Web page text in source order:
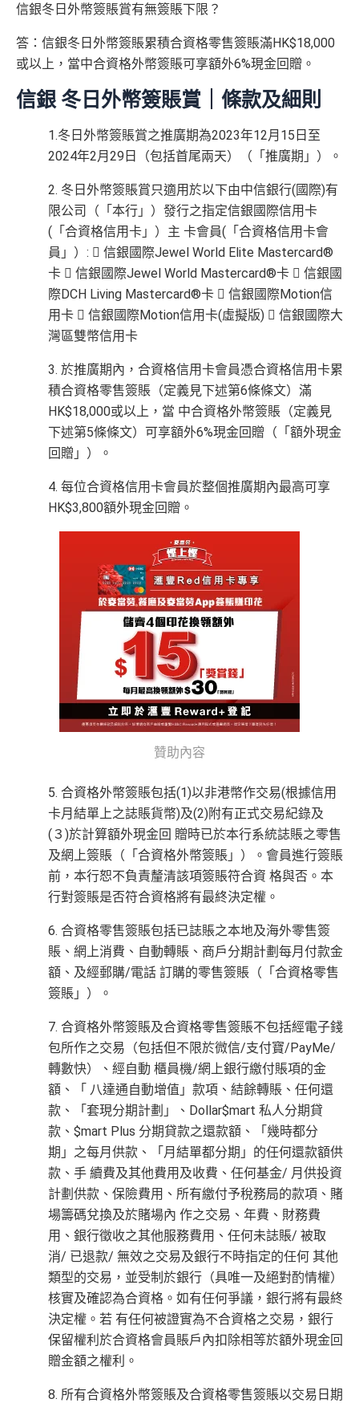
信銀冬日外幣簽賬賞有無簽賬下限？
答：信銀冬日外幣簽賬累積合資格零售簽賬滿HK$18,000
或以上，當中合資格外幣簽賬可享額外6%現金回贈。
信銀 冬日外幣簽賬賞｜條款及細則
1.冬日外幣簽賬賞之推廣期為2023年12月15日至
2024年2月29日（包括首尾兩天）（「推廣期」）。
2. 冬日外幣簽賬賞只適用於以下由中信銀行(國際)有
限公司（「本行」）發行之指定信銀國際信用卡
(「合資格信用卡」）主 卡會員(「合資格信用卡會
員」）:  信銀國際Jewel World Elite Mastercard®
卡  信銀國際Jewel World Mastercard®卡  信銀國
際DCH Living Mastercard®卡  信銀國際Motion信
用卡  信銀國際Motion信用卡(虛擬版)  信銀國際大
灣區雙幣信用卡
3. 於推廣期內，合資格信用卡會員憑合資格信用卡累
積合資格零售簽賬（定義見下述第6條條文）滿
HK$18,000或以上，當 中合資格外幣簽賬（定義見
下述第5條條文）可享額外6%現金回贈（「額外現金
回贈」）。
4. 每位合資格信用卡會員於整個推廣期內最高可享
HK$3,800額外現金回贈。
贊助內容
5. 合資格外幣簽賬包括(1)以非港幣作交易(根據信用
卡月結單上之誌賬貨幣)及(2)附有正式交易紀錄及
(３)於計算額外現金回 贈時已於本行系統誌賬之零售
及網上簽賬（「合資格外幣簽賬」）。會員進行簽賬
前，本行恕不負責釐清該項簽賬符合資 格與否。本
行對簽賬是否符合資格將有最終決定權。
6. 合資格零售簽賬包括已誌賬之本地及海外零售簽
賬、網上消費、自動轉賬、商戶分期計劃每月付款金
額、及經郵購/電話 訂購的零售簽賬（「合資格零售
簽賬」）。
7. 合資格外幣簽賬及合資格零售簽賬不包括經電子錢
包所作之交易（包括但不限於微信/支付寶/PayMe/
轉數快）、經自動 櫃員機/網上銀行繳付賬項的金
額、「 八達通自動增值」款項、結餘轉賬、任何還
款、「套現分期計劃」、Dollar$mart 私人分期貸
款、$mart Plus 分期貸款之還款額、「幾時都分
期」之每月供款、「月結單都分期」的任何還款額供
款、手 續費及其他費用及收費、任何基金/ 月供投資
計劃供款、保險費用、所有繳付予稅務局的款項、賭
場籌碼兌換及於賭場內 作之交易、年費、財務費
用、銀行徵收之其他服務費用、任何未誌賬/ 被取
消/ 已退款/ 無效之交易及銀行不時指定的任何 其他
類型的交易，並受制於銀行（具唯一及絕對酌情權）
核實及確認為合資格。如有任何爭議，銀行將有最終
決定權。若 有任何被證實為不合資格之交易，銀行
保留權利於合資格會員賬戶內扣除相等於額外現金回
贈金額之權利。
8. 所有合資格外幣簽賬及合資格零售簽賬以交易日期